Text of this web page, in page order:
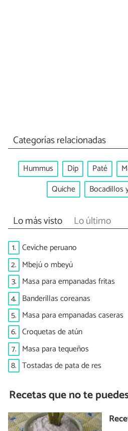
Categorías relacionadas
Hummus Dip Paté
Quiche
Bocadillos
Lo más visto Lo último
1. Ceviche peruano
2. Mbejú o mbeyú
3. Masa para empanadas fritas
4. Banderillas coreanas
5. Masa para empanadas caseras
6. Croquetas de atún
7. Masa para tequeños
8. Tostadas de pata de res
Recetas que no te